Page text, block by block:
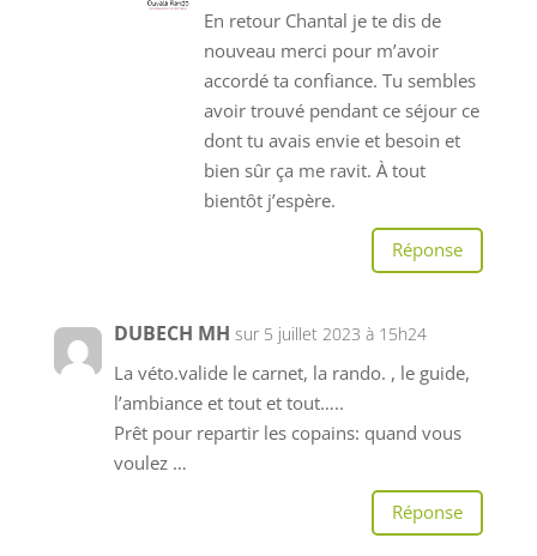
En retour Chantal je te dis de
nouveau merci pour m’avoir
accordé ta confiance. Tu sembles
avoir trouvé pendant ce séjour ce
dont tu avais envie et besoin et
bien sûr ça me ravit. À tout
bientôt j’espère.
Réponse
DUBECH MH sur 5 juillet 2023 à 15h24
La véto.valide le carnet, la rando. , le guide,
l’ambiance et tout et tout…..
Prêt pour repartir les copains: quand vous
voulez …
Réponse